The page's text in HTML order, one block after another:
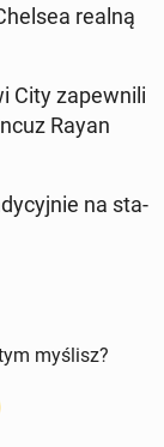
realną
City za­pew­ni­li
Rayan
na sta­
myślisz?